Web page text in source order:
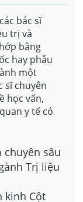
bác sĩ
trị và
bằng
hay phẫu
một
sĩ chuyên
học vấn,
y tế có
chuyên sâu
Trị liệu
kinh Cột